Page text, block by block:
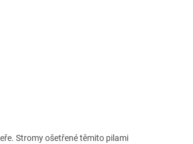
Stromy ošetřené těmito pilami